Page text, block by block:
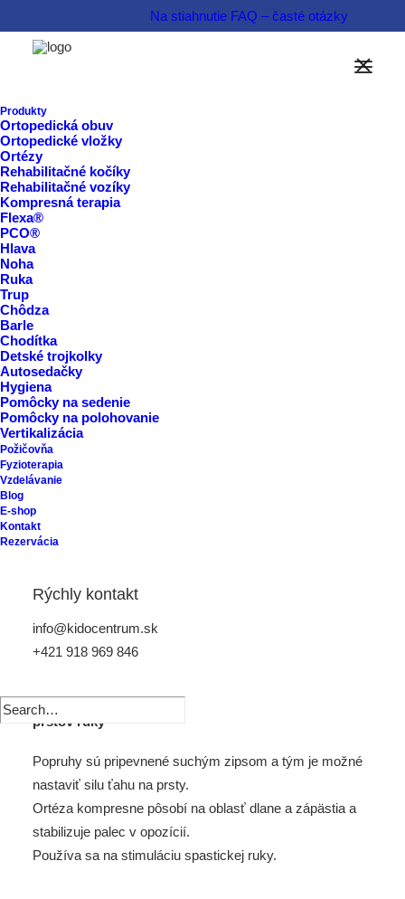
Na stiahnutie FAQ – časté otázky
Produkty
Ortopedická obuv
Ortopedické vložky
Ortézy
Rehabilitačné kočíky
Rehabilitačné vozíky
Kompresná terapia
Flexa®
PCO®
Hlava
Noha
Ruka
Trup
Chôdza
Barle
Chodítka
Detské trojkolky
Autosedačky
Hygiena
Pomôcky na sedenie
Pomôcky na polohovanie
Vertikalizácia
Požičovňa
Fyzioterapia
Vzdelávanie
Blog
E-shop
Kontakt
Rezervácia
Rýchly kontakt
info@kidocentrum.sk
+421 918 969 846
Ortéza na extenziu
prstov ruky ERH 38/4B
Stabilizačná ortéza určená na riadené polohovanie
prstov ruky
Popruhy sú pripevnené suchým zipsom a tým je možné
nastaviť silu ťahu na prsty.
Ortéza kompresne pôsobí na oblasť dlane a zápästia a
stabilizuje palec v opozícií.
Používa sa na stimuláciu spastickej ruky.